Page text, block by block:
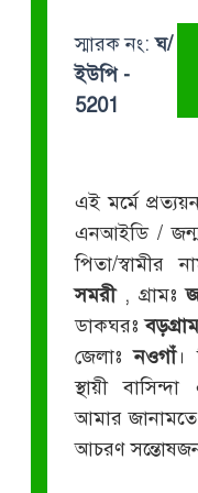
স্মারক নং:ঘ/
ইউপি -
5201
এই মর্মে
এনআইডি / জন্ম
পিতা/স্বামীর
সমরী , গ্রামঃ
ডাকঘরঃ
জেলাঃনওগাঁ।
স্থায়ী
আমার জানামতে
আচরণ